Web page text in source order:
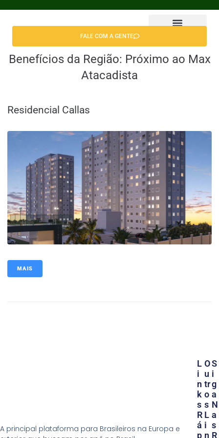
FALE COM A GENTE
Benefícios da Região: Próximo ao Max
Atacadista
Residencial Callas
MAIS
A principal plataforma para Brasileiros na Europa e
O
U
Tr
O
S
L
I
N
L
I
N
K
S
R
Á
P
S
I
G
A
N
A
S
R